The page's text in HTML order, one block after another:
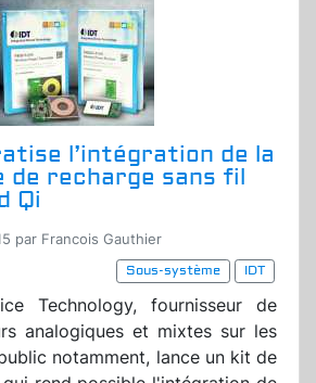
l’intégration de la
de recharge sans fil
Qi
par Francois Gauthier
Sous-système
IDT
Technology, fournisseur de
analogiques et mixtes sur les
notamment, lance un kit de